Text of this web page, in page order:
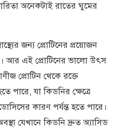
অনেকটাই রাতের ঘুমের
জন্য প্রোটিনের প্রয়োজন
আর এই প্রোটিনের ভালো উৎস
প্রোটিন থেকে রক্তে
পারে, যা কিডনির ক্ষেত্রে
কারণ পর্যন্ত হতে পারে।
যেখানে কিডনি দ্রুত অ্যাসিড